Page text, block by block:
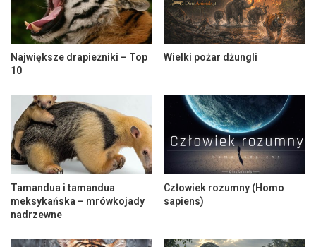
Największe drapieżniki – Top
10
Wielki pożar dżungli
Tamandua i tamandua
meksykańska – mrówkojady
nadrzewne
Człowiek rozumny (Homo
sapiens)